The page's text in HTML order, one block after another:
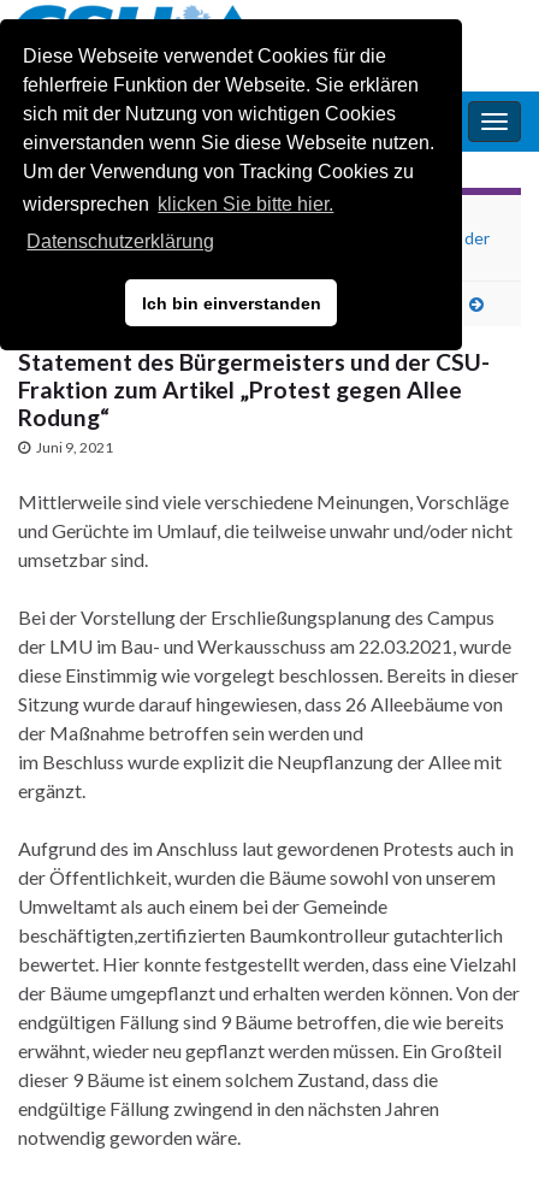
Diese Webseite verwendet Cookies für die
fehlerfreie Funktion der Webseite. Sie erklären
sich mit der Nutzung von wichtigen Cookies
einverstanden wenn Sie diese Webseite nutzen.
Um der Verwendung von Tracking Cookies zu
widersprechen klicken Sie bitte hier.
Datenschutzerklärung
Ich bin einverstanden
CSU-Ortsverband Oberschleissheim
1 Jahr im Amt – in außergewöhnlichen Zeiten:
Bürgermeister Markus Böck beim digitalen Stammtisch der
Jungen Union am 6. Mai
Junge Union Oberschleißheim: Wechsel an der Spitze
Statement des Bürgermeisters und der CSU-
Fraktion zum Artikel „Protest gegen Allee
Rodung“
Juni 9, 2021
Mittlerweile sind viele verschiedene Meinungen, Vorschläge
und Gerüchte im Umlauf, die teilweise unwahr und/oder nicht
umsetzbar sind.
Bei der Vorstellung der Erschließungsplanung des Campus
der LMU im Bau- und Werkausschuss am 22.03.2021, wurde
diese Einstimmig wie vorgelegt beschlossen. Bereits in dieser
Sitzung wurde darauf hingewiesen, dass 26 Alleebäume von
der Maßnahme betroffen sein werden und
im Beschluss wurde explizit die Neupflanzung der Allee mit
ergänzt.
Aufgrund des im Anschluss laut gewordenen Protests auch in
der Öffentlichkeit, wurden die Bäume sowohl von unserem
Umweltamt als auch einem bei der Gemeinde
beschäftigten,zertifizierten Baumkontrolleur gutachterlich
bewertet. Hier konnte festgestellt werden, dass eine Vielzahl
der Bäume umgepflanzt und erhalten werden können. Von der
endgültigen Fällung sind 9 Bäume betroffen, die wie bereits
erwähnt, wieder neu gepflanzt werden müssen. Ein Großteil
dieser 9 Bäume ist einem solchem Zustand, dass die
endgültige Fällung zwingend in den nächsten Jahren
notwendig geworden wäre.